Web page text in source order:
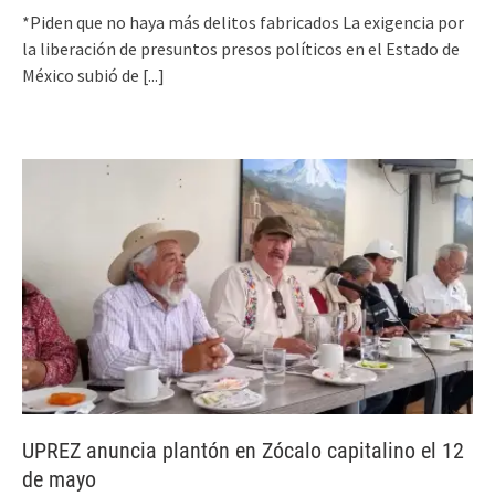
*Piden que no haya más delitos fabricados La exigencia por
la liberación de presuntos presos políticos en el Estado de
México subió de [...]
UPREZ anuncia plantón en Zócalo capitalino el 12
de mayo